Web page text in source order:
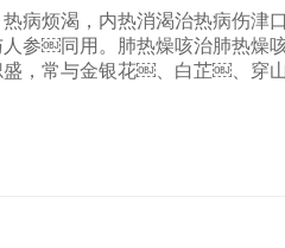
病烦渴，内热消渴治热病伤
参￼同用。肺热燥咳治肺热
，常与金银花￼、白芷￼、穿